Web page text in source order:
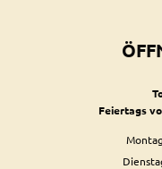
Feiertags
Montag